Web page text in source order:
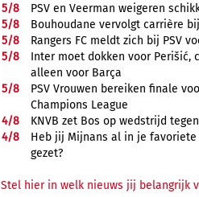
5/8
PSV en Veerman weigeren
5/8
Bouhoudane vervolgt carrière
5/8
Rangers FC meldt zich bij PSV
5/8
Inter moet dokken voor Perišić,
alleen voor Barça
5/8
PSV Vrouwen bereiken finale
Champions League
4/8
KNVB zet Bos op wedstrijd
4/8
Heb jij Mijnans al in je
gezet?
Stel hier in welk nieuws jij belangrijk